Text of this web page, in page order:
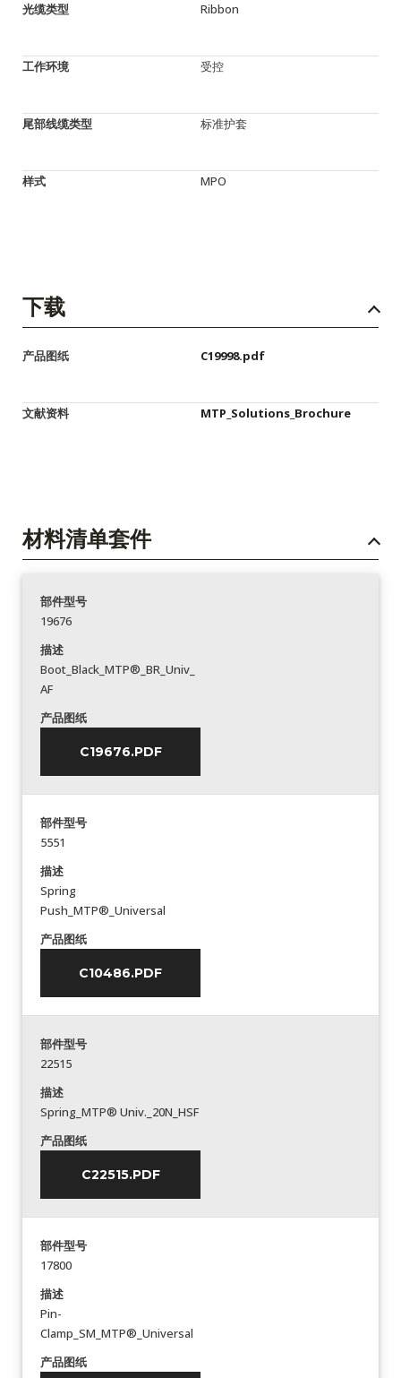
光缆类型 Ribbon
工作环境 受控
尾部线缆类型 标准护套
样式 MPO
下载
产品图纸 C19998.pdf
文献资料 MTP_Solutions_Brochure
材料清单套件
部件型号
19676
描述
Boot_Black_MTP®_BR_Univ_
AF
产品图纸
C19676.PDF
部件型号
5551
描述
Spring
Push_MTP®_Universal
产品图纸
C10486.PDF
部件型号
22515
描述
Spring_MTP® Univ._20N_HSF
产品图纸
C22515.PDF
部件型号
17800
描述
Pin-
Clamp_SM_MTP®_Universal
产品图纸